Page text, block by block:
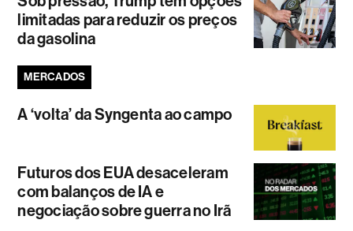
limitadas para reduzir os preços
da gasolina
MERCADOS
A ‘volta’ da Syngenta ao campo
Futuros dos EUA desaceleram
com balanços de IA e
negociação sobre guerra no Irã